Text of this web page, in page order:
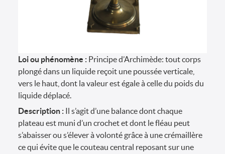
Loi ou phénomène : Principe d’Archimède: tout corps
plongé dans un liquide reçoit une poussée verticale,
vers le haut, dont la valeur est égale à celle du poids du
liquide déplacé.
Description : Il s’agit d’une balance dont chaque
plateau est muni d’un crochet et dont le fléau peut
s’abaisser ou s’élever à volonté grâce à une crémaillère
ce qui évite que le couteau central reposant sur une